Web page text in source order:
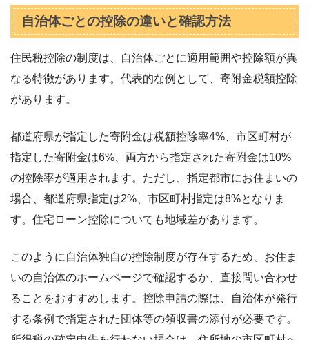
自治体ごとの控除の違いと確認方法
住民税控除の制度は、自治体ごとに適用範囲や控除額が異
なる特徴があります。代表的な例として、寄附金税額控除
があります。
都道府県が指定した寄附金は税額控除率4%、市区町村が
指定した寄附金は6%、両方から指定された寄附金は10%
の控除率が適用されます。ただし、指定都市にお住まいの
場合、都道府県指定は2%、市区町村指定は8%となりま
す。住宅ローン控除についても地域差があります。
このように自治体独自の控除制度が存在するため、お住ま
いの自治体のホームページで確認するか、直接問い合わせ
ることをおすすめします。控除申請の際は、自治体が発行
する条例で指定された団体等の領収書の添付が必要です。